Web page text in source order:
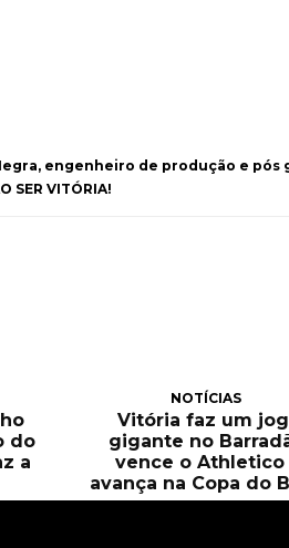
engenheiro de produção e
SER VITÓRIA!
do
a
NOTÍCIAS
Vitória faz um
gigante no
vence o Athletico
avança na Copa do